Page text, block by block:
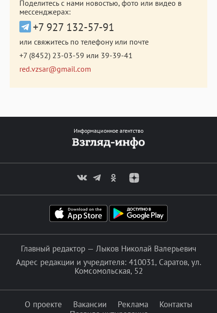
Поделитесь с нами новостью, фото или видео в
мессенджерах:
+7 927 132-57-91
или свяжитесь по телефону или почте
+7 (8452) 23-03-59 или 39-39-41
red.vzsar@gmail.com
Информационное агентство
Главный редактор — Лыков Николай Валерьевич
Адрес редакции и учредителя: 410031, Саратов, ул.
Комсомольская, 52
О проекте Вакансии Реклама
Контакты